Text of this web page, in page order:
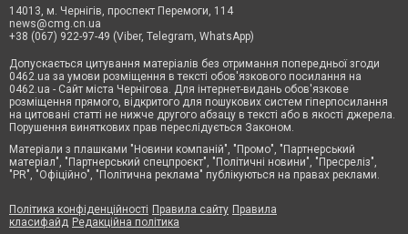
14013, м. Чернігів, проспект Перемоги, 114
news@cmg.cn.ua
+38 (067) 922-97-49 (Viber, Telegram, WhatsApp)
Допускається цитування матеріалів без отримання попередньої згоди
0462.ua за умови розміщення в тексті обов'язкового посилання на
0462.ua - Сайт міста Чернігова. Для інтернет-видань обов'язкове
розміщення прямого, відкритого для пошукових систем гіперпосилання
на цитовані статті не нижче другого абзацу в тексті або в якості джерела.
Порушення виняткових прав переслідується Законом.
Матеріали з плашками "Новини компаній", "Промо", "Партнерський
матеріал", "Партнерський спецпроєкт", "Політичні новини", "Пресреліз",
"PR", "Офіційно", "Політична реклама" публікуються на правах реклами.
Політика конфіденційності Правила сайту Правила
класифайд Редакційна політика